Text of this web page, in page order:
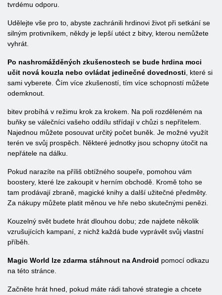
tvrdému odporu.
Udělejte vše pro to, abyste zachránili hrdinovi život při setkání se
silným protivníkem, někdy je lepší utéct z bitvy, kterou nemůžete
vyhrát.
Po nashromážděných zkušenostech se bude hrdina moci
učit nová kouzla nebo ovládat jedinečné dovednosti , které si
sami vyberete. Čím více zkušeností, tím více schopností můžete
odemknout.
bitev probíhá v režimu krok za krokem. Na poli rozděleném na
buňky se válečníci vašeho oddílu střídají v chůzi s nepřítelem.
Najednou můžete posouvat určitý počet buněk. Je možné využít
terén ve svůj prospěch. Některé jednotky jsou schopny útočit na
nepřátele na dálku.
Pokud narazíte na příliš obtížného soupeře, pomohou vám
boostery, které lze zakoupit v herním obchodě. Kromě toho se
tam prodávají zbraně, magické knihy a další užitečné předměty.
Za nákupy můžete platit měnou ve hře nebo skutečnými penězi.
Kouzelný svět budete hrát dlouhou dobu; zde najdete několik
vzrušujících kampaní, z nichž každá bude vyprávět svůj vlastní
příběh.
Magic World lze zdarma stáhnout na Android pomocí odkazu
na této stránce.
Začněte hrát hned, pokud máte rádi tahové strategie a chcete